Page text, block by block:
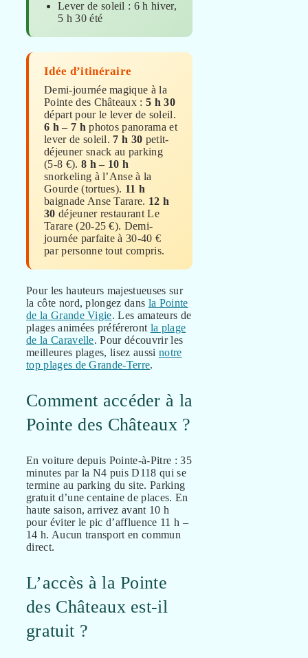
Lever de soleil : 6 h hiver,
5 h 30 été
Idée d’itinéraire
Demi-journée magique à la
Pointe des Châteaux :5 h 30
départ pour le lever de soleil.
6 h – 7 h photos panorama et
lever de soleil. 7 h 30 petit-
déjeuner snack au parking
(5-8 €). 8 h – 10 h
snorkeling à l’Anse à la
Gourde (tortues). 11 h
baignade Anse Tarare. 12 h
30 déjeuner restaurant Le
Tarare (20-25 €). Demi-
journée parfaite à 30-40 €
par personne tout compris.
Pour les hauteurs majestueuses sur
la côte nord, plongez dans la Pointe
de la Grande Vigie. Les amateurs de
plages animées préféreront la plage
de la Caravelle. Pour découvrir les
meilleures plages, lisez aussi notre
top plages de Grande-Terre.
Comment accéder à la
Pointe des Châteaux ?
En voiture depuis Pointe-à-Pitre : 35
minutes par la N4 puis D118 qui se
termine au parking du site. Parking
gratuit d’une centaine de places. En
haute saison, arrivez avant 10 h
pour éviter le pic d’affluence 11 h –
14 h. Aucun transport en commun
direct.
L’accès à la Pointe
des Châteaux est-il
gratuit ?